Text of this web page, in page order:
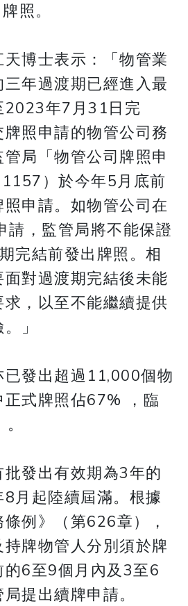
照。
博士表示：「物管業
年過渡期已經進入最
2023年7月31日完
照申請的物管公司務
局「物管公司牌照申
）於今年5月底前
申請。如物管公司在
請，監管局將不能保證
完結前發出牌照。相
對過渡期完結後未能
，以至不能繼續提供
」
已發出超過11,000個物
式牌照佔67% ，臨
發出有效期為3年的
月起陸續屆滿。根據
條例》（第626章），
牌物管人分別須於牌
的6至9個月內及3至6
提出續牌申請。